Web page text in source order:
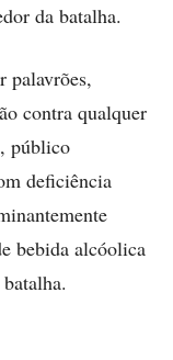
da batalha.
palavrões,
contra qualquer
público
deficiência
bebida alcóolica